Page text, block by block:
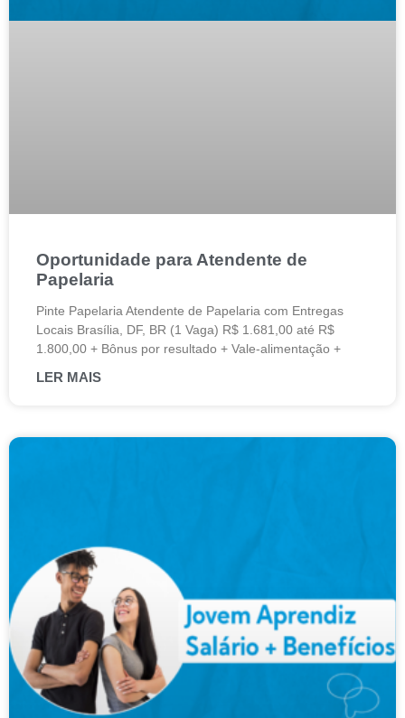
Oportunidade para Atendente de
Papelaria
Pinte Papelaria Atendente de Papelaria com Entregas
Locais Brasília, DF, BR (1 Vaga) R$ 1.681,00 até R$
1.800,00 + Bônus por resultado + Vale-alimentação +
LER MAIS